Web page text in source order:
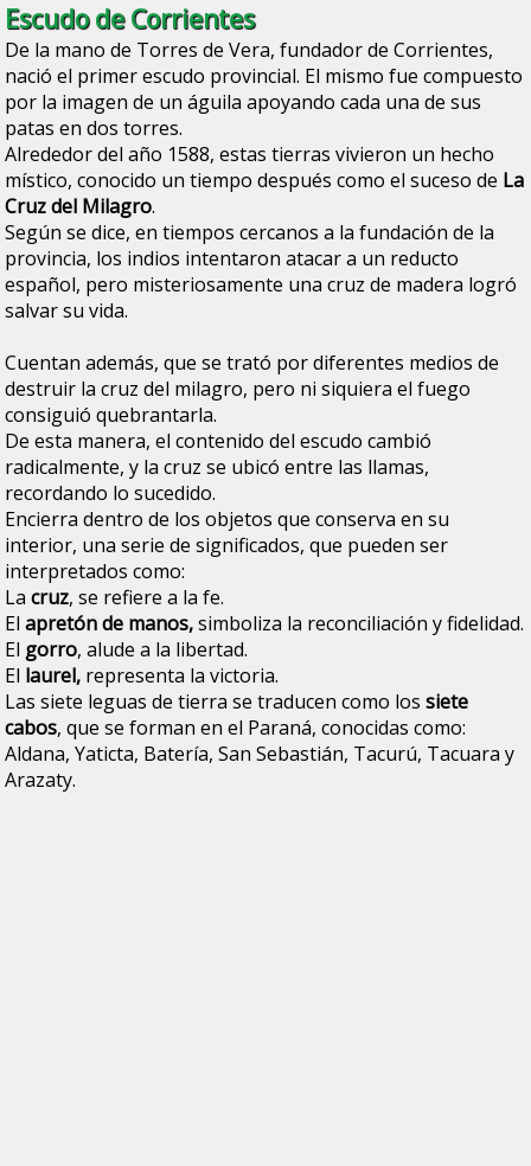
Escudo de Corrientes
De la mano de Torres de Vera, fundador de Corrientes,
nació el primer escudo provincial. El mismo fue compuesto
por la imagen de un águila apoyando cada una de sus
patas en dos torres.
Alrededor del año 1588, estas tierras vivieron un hecho
místico, conocido un tiempo después como el suceso de La
Cruz del Milagro.
Según se dice, en tiempos cercanos a la fundación de la
provincia, los indios intentaron atacar a un reducto
español, pero misteriosamente una cruz de madera logró
salvar su vida.
Cuentan además, que se trató por diferentes medios de
destruir la cruz del milagro, pero ni siquiera el fuego
consiguió quebrantarla.
De esta manera, el contenido del escudo cambió
radicalmente, y la cruz se ubicó entre las llamas,
recordando lo sucedido.
Encierra dentro de los objetos que conserva en su
interior, una serie de significados, que pueden ser
interpretados como:
Lacruz, se refiere a la fe.
Elapretón de manos,simboliza la reconciliación y fidelidad.
El gorro, alude a la libertad.
El laurel, representa la victoria.
Las siete leguas de tierra se traducen como lossiete
cabos, que se forman en el Paraná, conocidas como:
Aldana, Yaticta, Batería, San Sebastián, Tacurú, Tacuara y
Arazaty.